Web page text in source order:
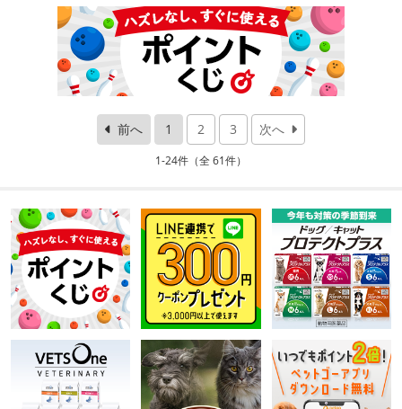
前へ 1 2 3 次へ
1-24件（全 61件）